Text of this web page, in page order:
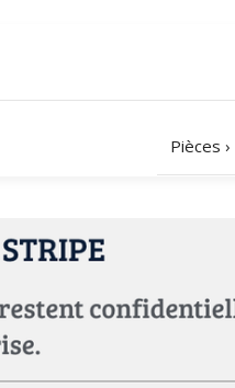
Pièces ›